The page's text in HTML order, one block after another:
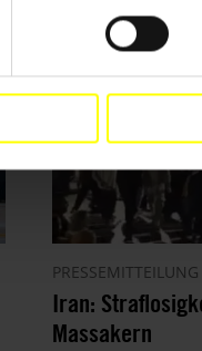
PRESSEMITTEILUNG
Iran:
Massakern